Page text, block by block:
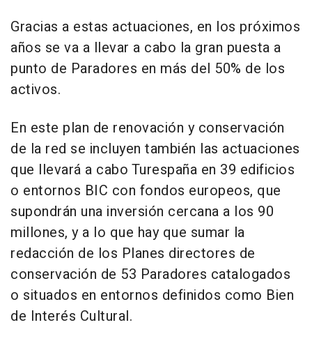
Gracias a estas actuaciones, en los próximos
años se va a llevar a cabo la gran puesta a
punto de Paradores en más del 50% de los
activos.
En este plan de renovación y conservación
de la red se incluyen también las actuaciones
que llevará a cabo Turespaña en 39 edificios
o entornos BIC con fondos europeos, que
supondrán una inversión cercana a los 90
millones, y a lo que hay que sumar la
redacción de los Planes directores de
conservación de 53 Paradores catalogados
o situados en entornos definidos como Bien
de Interés Cultural.